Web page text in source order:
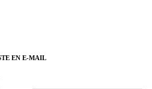
EN E-MAIL